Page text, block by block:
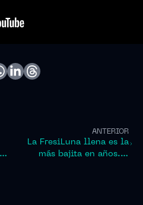
ANTERIOR
La FresiLuna llena es la
más bajita en años. Y